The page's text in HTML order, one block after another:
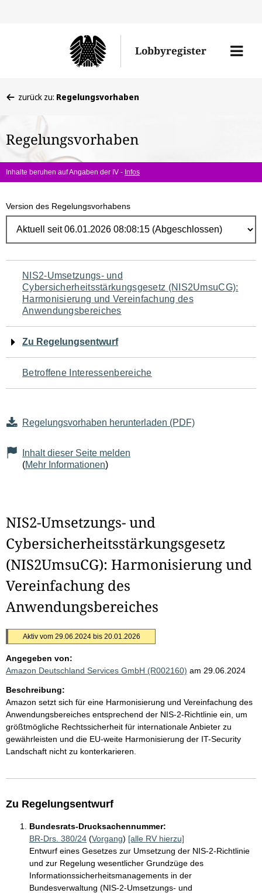
Lobbyregister
Menü
befinden
hier:
zurück zu: Regelungsvorhaben
Regelungsvorhaben
Inhalte beruhen auf Angaben der IV - Infos
Version des Regelungsvorhabens
Navigation
für
den
Seiteninhalt
NIS2-Umsetzungs- und
Cybersicherheitsstärkungsgesetz (NIS2UmsuCG):
Harmonisierung und Vereinfachung des
Anwendungsbereiches
Zu Regelungsentwurf
Betroffene Interessenbereiche
Regelungsvorhaben herunterladen (PDF)
Inhalt dieser Seite melden
(Mehr Informationen)
NIS2-Umsetzungs- und
Cybersicherheitsstärkungsgesetz
(NIS2UmsuCG): Harmonisierung und
Vereinfachung des
Anwendungsbereiches
Aktiv vom 29.06.2024 bis 20.01.2026
Angegeben von:
Amazon Deutschland Services GmbH (R002160) am 29.06.2024
Beschreibung:
Amazon setzt sich für eine Harmonisierung und Vereinfachung des
Anwendungsbereiches entsprechend der NIS-2-Richtlinie ein, um
größtmögliche Rechtssicherheit für internationale Anbieter zu
gewährleisten und die EU-weite Harmonisierung der IT-Security
Landschaft nicht zu konterkarieren.
Zu Regelungsentwurf
Bundesrats-Drucksachennummer:
BR-Drs. 380/24 (Vorgang) [alle RV hierzu]
Entwurf eines Gesetzes zur Umsetzung der NIS-2-Richtlinie
und zur Regelung wesentlicher Grundzüge des
Informationssicherheitsmanagements in der
Bundesverwaltung (NIS-2-Umsetzungs- und